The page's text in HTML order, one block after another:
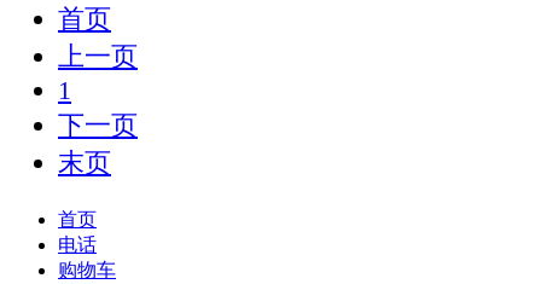
首页
上一页
1
下一页
末页
首页
电话
购物车